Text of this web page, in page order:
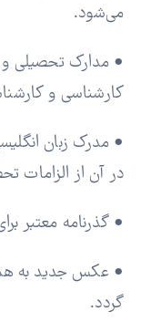
می‌شود.
• مدارک تحصیلی و
کارشناسی و
• مدرک زبان
در آن از الزامات
• گذرنامه معتبر
• عکس جدید به
گردد.